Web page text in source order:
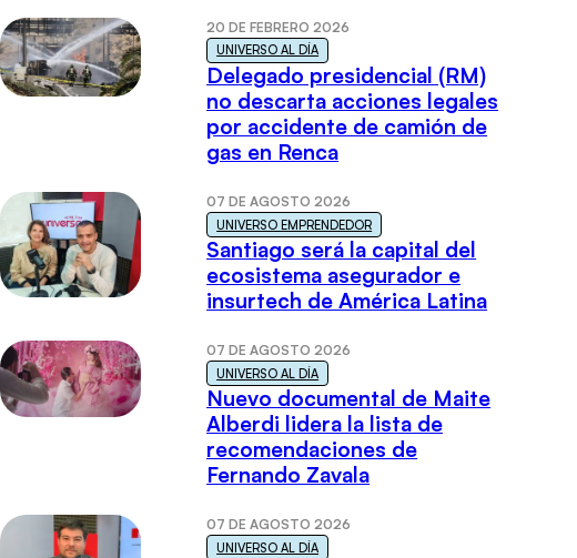
20 DE FEBRERO 2026
UNIVERSO AL DÍA
Delegado presidencial (RM)
no descarta acciones legales
por accidente de camión de
gas en Renca
07 DE AGOSTO 2026
UNIVERSO EMPRENDEDOR
Santiago será la capital del
ecosistema asegurador e
insurtech de América Latina
07 DE AGOSTO 2026
UNIVERSO AL DÍA
Nuevo documental de Maite
Alberdi lidera la lista de
recomendaciones de
Fernando Zavala
07 DE AGOSTO 2026
UNIVERSO AL DÍA